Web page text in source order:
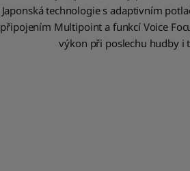
Japonská technologie s adaptivním
připojením Multipoint a funkcí Voice
výkon při poslechu hudby i